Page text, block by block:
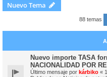
Nuevo Tema
88 temas
Nuevo importe TASA
NACIONALIDAD POR
Último mensaje por kárbiko «